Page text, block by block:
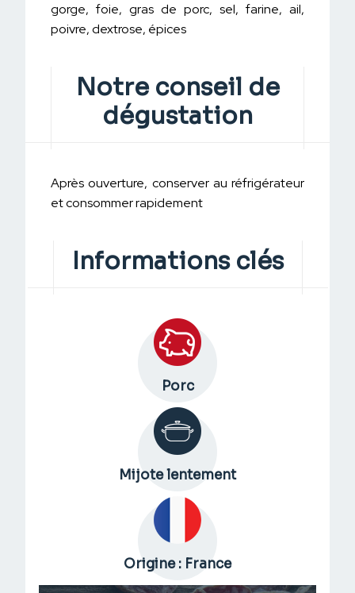
gorge, foie, gras de porc, sel, farine, ail,
poivre, dextrose, épices
Notre conseil de
dégustation
Après ouverture, conserver au réfrigérateur
et consommer rapidement
Informations clés
Porc
Mijote lentement
Origine : France